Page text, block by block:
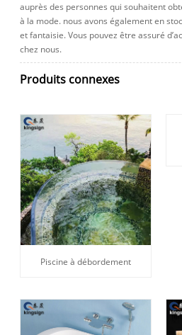
auprès des personnes qui souhaitent
à la mode. nous avons également en
et fantaisie. Vous pouvez être assuré
chez nous.
Produits connexes
Piscine à débordement